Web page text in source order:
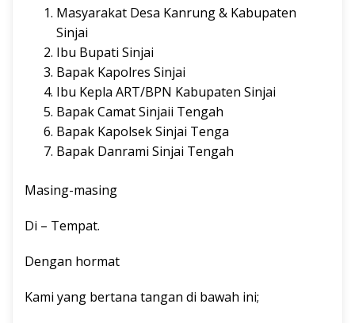
Masyarakat Desa Kanrung & Kabupaten
Sinjai
Ibu Bupati Sinjai
Bapak Kapolres Sinjai
Ibu Kepla ART/BPN Kabupaten Sinjai
Bapak Camat Sinjaii Tengah
Bapak Kapolsek Sinjai Tenga
Bapak Danrami Sinjai Tengah
Masing-masing
Di – Tempat.
Dengan hormat
Kami yang bertana tangan di bawah ini;